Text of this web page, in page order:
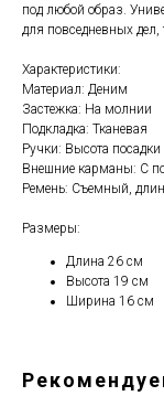
под любой образ.
для повседневных дел,
Характеристики:
Материал: Деним
Застежка: На молнии
Подкладка: Тканевая
Ручки: Высота
Внешние карманы: С
Ремень: Съемный,
Размеры:
Длина 26 см
Высота 19 см
Ширина 16 см